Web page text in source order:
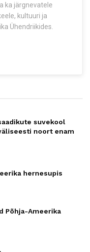
ka järgnevatele
kultuuri ja
Ühendriikides.
suvekool
noort enam
hernesupis
Põhja-Ameerika